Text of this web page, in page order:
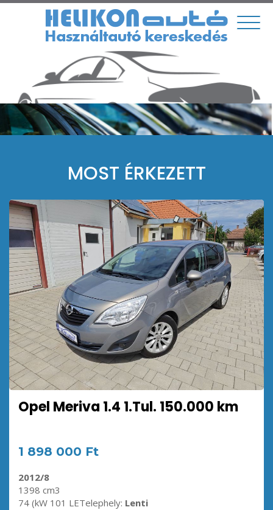
MOST ÉRKEZETT
Opel Meriva 1.4 1.Tul. 150.000 km
1 898 000 Ft
2012/8
1398 cm3
74 (kW 101 LETelephely: Lenti